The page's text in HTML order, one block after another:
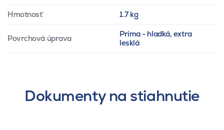
Hmotnosť 1.7 kg
Povrchová úprava
Prima - hladká, extra
lesklá
Dokumenty na stiahnutie